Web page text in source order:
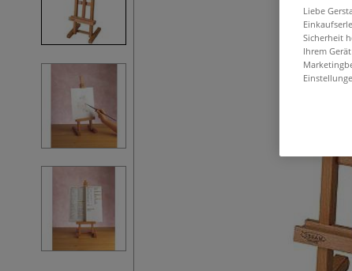
Liebe
Sicherheit
Ihrem